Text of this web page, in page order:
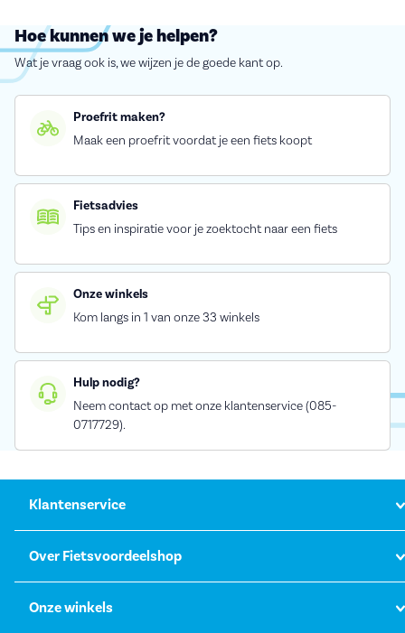
Hoe kunnen we je helpen?
Wat je vraag ook is, we wijzen je de goede kant op.
Proefrit maken?
Maak een proefrit voordat je een fiets koopt
Fietsadvies
Tips en inspiratie voor je zoektocht naar een fiets
Onze winkels
Kom langs in 1 van onze 33 winkels
Hulp nodig?
Neem contact op met onze klantenservice (085-
0717729).
Klantenservice
Over Fietsvoordeelshop
Onze winkels